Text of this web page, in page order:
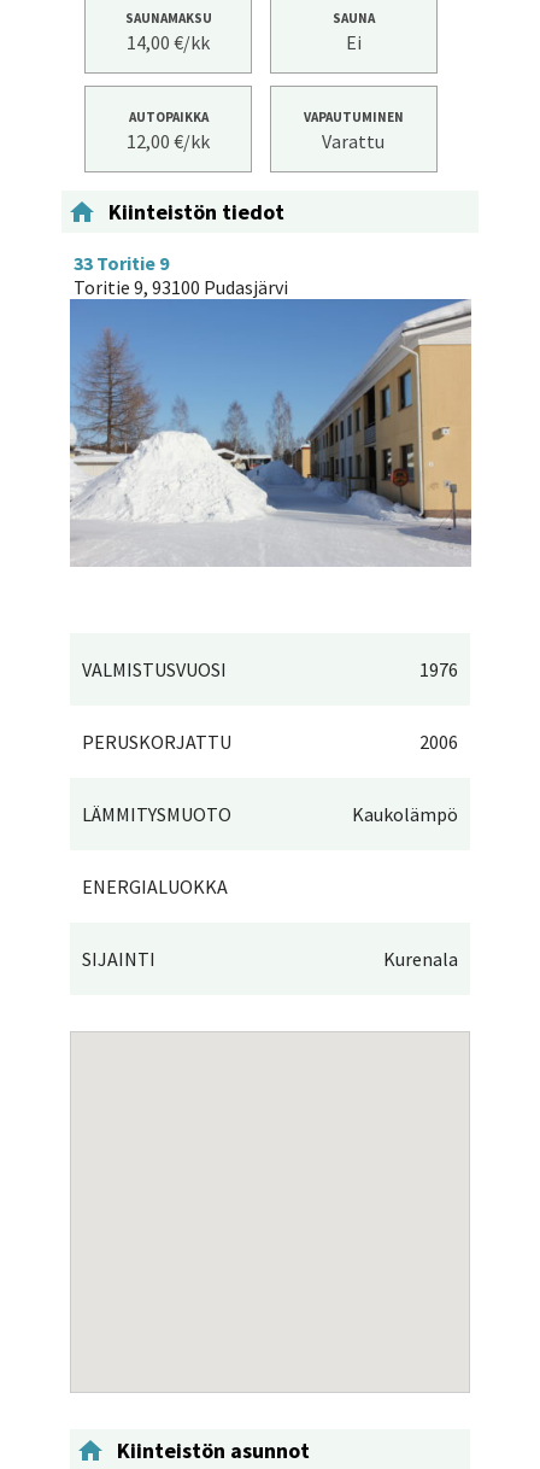
SAUNAMAKSU
14,00 €/kk
SAUNA
Ei
AUTOPAIKKA
12,00 €/kk
VAPAUTUMINEN
Varattu
 Kiinteistön tiedot
33 Toritie 9
Toritie 9, 93100 Pudasjärvi
VALMISTUSVUOSI 1976
PERUSKORJATTU 2006
LÄMMITYSMUOTO Kaukolämpö
ENERGIALUOKKA
SIJAINTI Kurenala
 Kiinteistön asunnot